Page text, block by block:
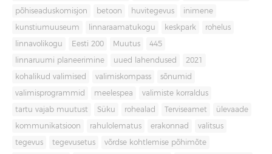
põhiseaduskomisjon betoon huvitegevus inimene
kunstiumuuseum linnaraamatukogu keskpark rohelus
linnavolikogu Eesti 200 Muutus 445
linnaruumi planeerimine uued lahendused 2021
kohalikud valimised valimiskompass sõnumid
valimisprogrammid meelespea valimiste korraldus
tartu vajab muutust Süku rohealad Terviseamet ülevaade
kommunikatsioon rahulolematus erakonnad valitsus
tegevus tegevusetus võrdse kohtlemise põhimõte